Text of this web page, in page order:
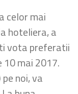
celor mai
hoteliera, a
vota preferatii
10 mai 2017.
noi, va